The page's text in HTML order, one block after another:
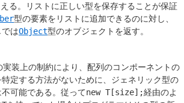
る。リストに正しい型を保存することが保証
型の要素をリストに追加できるのに対し、
はObject型のオブジェクトを返す。
装上の制約により、配列のコンポーネントの
定する方法がないために、ジェネリック型の
可能である。従ってnew T[size];経由のよ